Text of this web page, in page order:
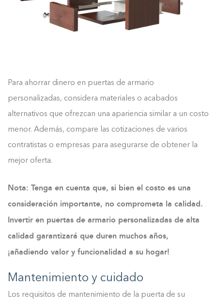
Para ahorrar dinero en puertas de armario
personalizadas, considera materiales o acabados
alternativos que ofrezcan una apariencia similar a un costo
menor. Además, compare las cotizaciones de varios
contratistas o empresas para asegurarse de obtener la
mejor oferta.
Nota: Tenga en cuenta que, si bien el costo es una
consideración importante, no comprometa la calidad.
Invertir en puertas de armario personalizadas de alta
calidad garantizará que duren muchos años,
¡añadiendo valor y funcionalidad a su hogar!
Mantenimiento y cuidado
Los requisitos de mantenimiento de la puerta de su